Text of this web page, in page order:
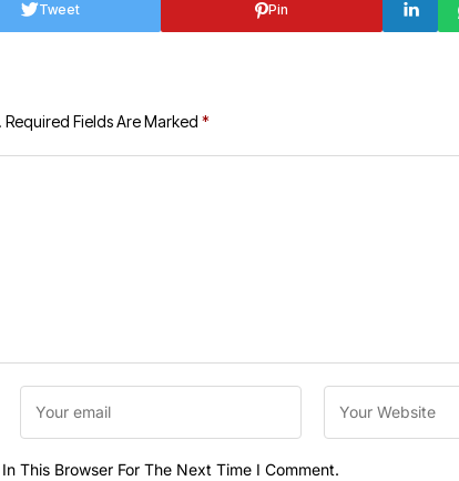
Tweet Pin
Required Fields Are Marked *
This Browser For The Next Time I Comment.